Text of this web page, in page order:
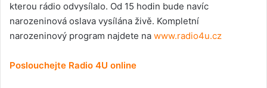
kterou rádio odvysílalo. Od 15 hodin bude navíc
narozeninová oslava vysílána živě. Kompletní
narozeninový program najdete na www.radio4u.cz
Poslouchejte Radio 4U online